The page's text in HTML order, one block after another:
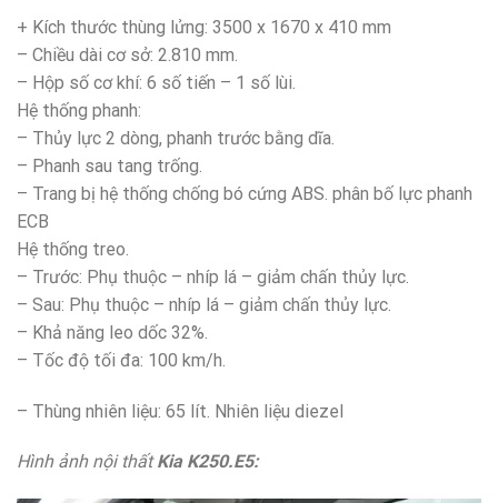
+ Kích thước thùng lửng: 3500 x 1670 x 410 mm
– Chiều dài cơ sở: 2.810 mm.
– Hộp số cơ khí: 6 số tiến – 1 số lùi.
Hệ thống phanh:
– Thủy lực 2 dòng, phanh trước bằng dĩa.
– Phanh sau tang trống.
– Trang bị hệ thống chống bó cứng ABS. phân bố lực phanh
ECB
Hệ thống treo.
– Trước: Phụ thuộc – nhíp lá – giảm chấn thủy lực.
– Sau: Phụ thuộc – nhíp lá – giảm chấn thủy lực.
– Khả năng leo dốc 32%.
– Tốc độ tối đa: 100 km/h.
– Thùng nhiên liệu: 65 lít. Nhiên liệu diezel
Hình ảnh nội thấtKia K250.E5: